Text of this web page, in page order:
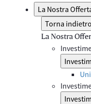
La Nostra
Torna indietro
La Nostra